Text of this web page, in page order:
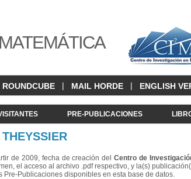
| MAIL HORDE | ENGLISH
PRE-PUBLICACIONES
de 2009, fecha de creación delCentro de Investigació
el acceso al archivo .pdf respectivo, y la(s)
Publicaciones disponibles en esta base de datos.